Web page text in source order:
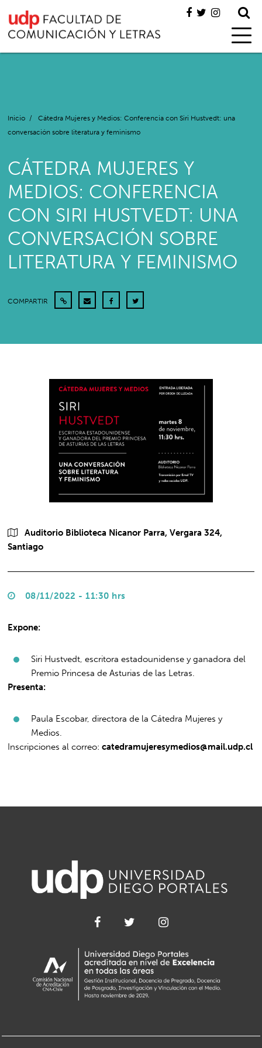
Inicio /
Cátedra Mujeres y Medios: Conferencia con Siri Hustvedt: una
conversación sobre literatura y feminismo
CÁTEDRA MUJERES Y
MEDIOS: CONFERENCIA
CON SIRI HUSTVEDT: UNA
CONVERSACIÓN SOBRE
LITERATURA Y FEMINISMO
COMPARTIR
Auditorio Biblioteca Nicanor Parra, Vergara 324,
Santiago
08/11/2022 - 11:30 hrs
Expone:
Siri Hustvedt, escritora estadounidense y ganadora del
Premio Princesa de Asturias de las Letras.
Presenta:
Paula Escobar, directora de la Cátedra Mujeres y
Medios.
Inscripciones al correo:catedramujeresymedios@mail.udp.cl